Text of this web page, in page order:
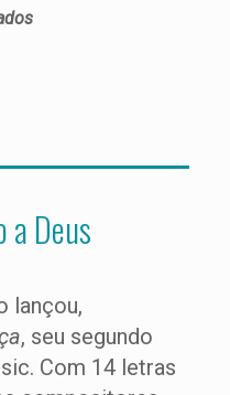
a Deus
lançou,
, seu segundo
Com 14 letras